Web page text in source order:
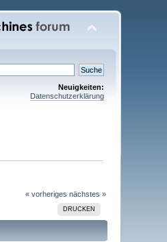
Neuigkeiten:
Datenschutzerklärung
« vorheriges nächstes »
DRUCKEN